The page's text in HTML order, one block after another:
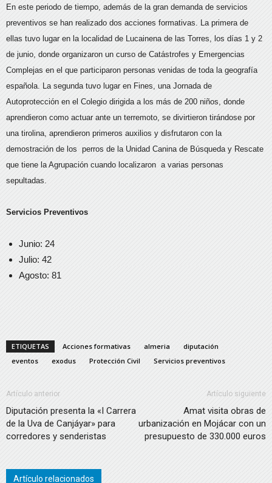
En este periodo de tiempo, además de la gran demanda de servicios
preventivos se han realizado dos acciones formativas. La primera de
ellas tuvo lugar en la localidad de Lucainena de las Torres, los días 1 y 2
de junio, donde organizaron un curso de Catástrofes y Emergencias
Complejas en el que participaron personas venidas de toda la geografía
española. La segunda tuvo lugar en Fines, una Jornada de
Autoprotección en el Colegio dirigida a los más de 200 niños, donde
aprendieron como actuar ante un terremoto, se divirtieron tirándose por
una tirolina, aprendieron primeros auxilios y disfrutaron con la
demostración de los perros de la Unidad Canina de Búsqueda y Rescate
que tiene la Agrupación cuando localizaron a varias personas
sepultadas.
Servicios Preventivos
Junio: 24
Julio: 42
Agosto: 81
ETIQUETAS Acciones formativas almeria
diputación
eventos
exodus Protección Civil Servicios preventivos
Artículo anterior
Diputación presenta la «I Carrera
de la Uva de Canjáyar» para
corredores y senderistas
Artículo siguiente
Amat visita obras de
urbanización en Mojácar con un
presupuesto de 330.000 euros
Artículo relacionados